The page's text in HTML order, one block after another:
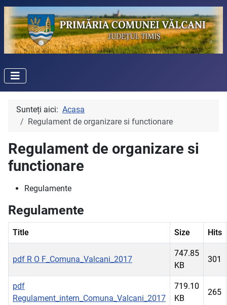
Sunteți aici: Acasa
Regulament de organizare si functionare
Regulament de organizare si
functionare
Regulamente
Regulamente
Title Size Hits
pdf R O F_Comuna_Valcani_2017
747.85
KB
301
pdf
Regulament_intern_Comuna_Valcani_2017
719.10
KB
265